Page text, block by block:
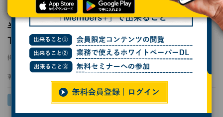
半導体ファウンドリ上位10社の2026年第1四
半期売上高は3.7％増の約480億ドル、
TrendForce調べ
掲載日 2026/06/15 10:03
著者：